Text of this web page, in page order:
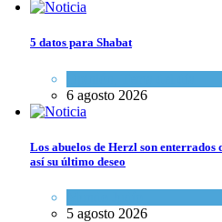
5 datos para Shabat
6 agosto 2026
Los abuelos de Herzl son enterrados
así su último deseo
5 agosto 2026